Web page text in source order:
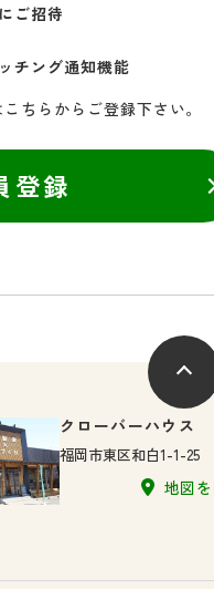
ご招待
チング通知機能
ちらからご登録下さい。
登録
クローバーハウス
福岡市東区和白1-1-25
地図を